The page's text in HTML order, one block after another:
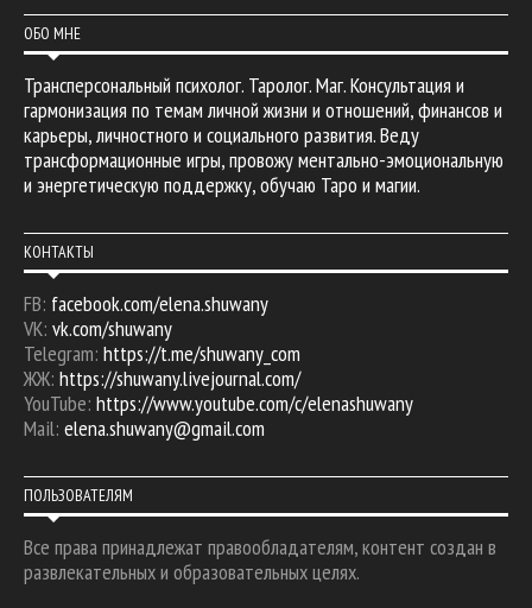
ОБО МНЕ
Трансперсональный психолог. Таролог. Маг. Консультация и
гармонизация по темам личной жизни и отношений, финансов и
карьеры, личностного и социального развития. Веду
трансформационные игры, провожу ментально-эмоциональную
и энергетическую поддержку, обучаю Таро и магии.
КОНТАКТЫ
FB: facebook.com/elena.shuwany
VK: vk.com/shuwany
Telegram: https://t.me/shuwany_com
ЖЖ: https://shuwany.livejournal.com/
YouTube: https://www.youtube.com/c/elenashuwany
Mail: elena.shuwany@gmail.com
ПОЛЬЗОВАТЕЛЯМ
Все права принадлежат правообладателям, контент создан в
развлекательных и образовательных целях.